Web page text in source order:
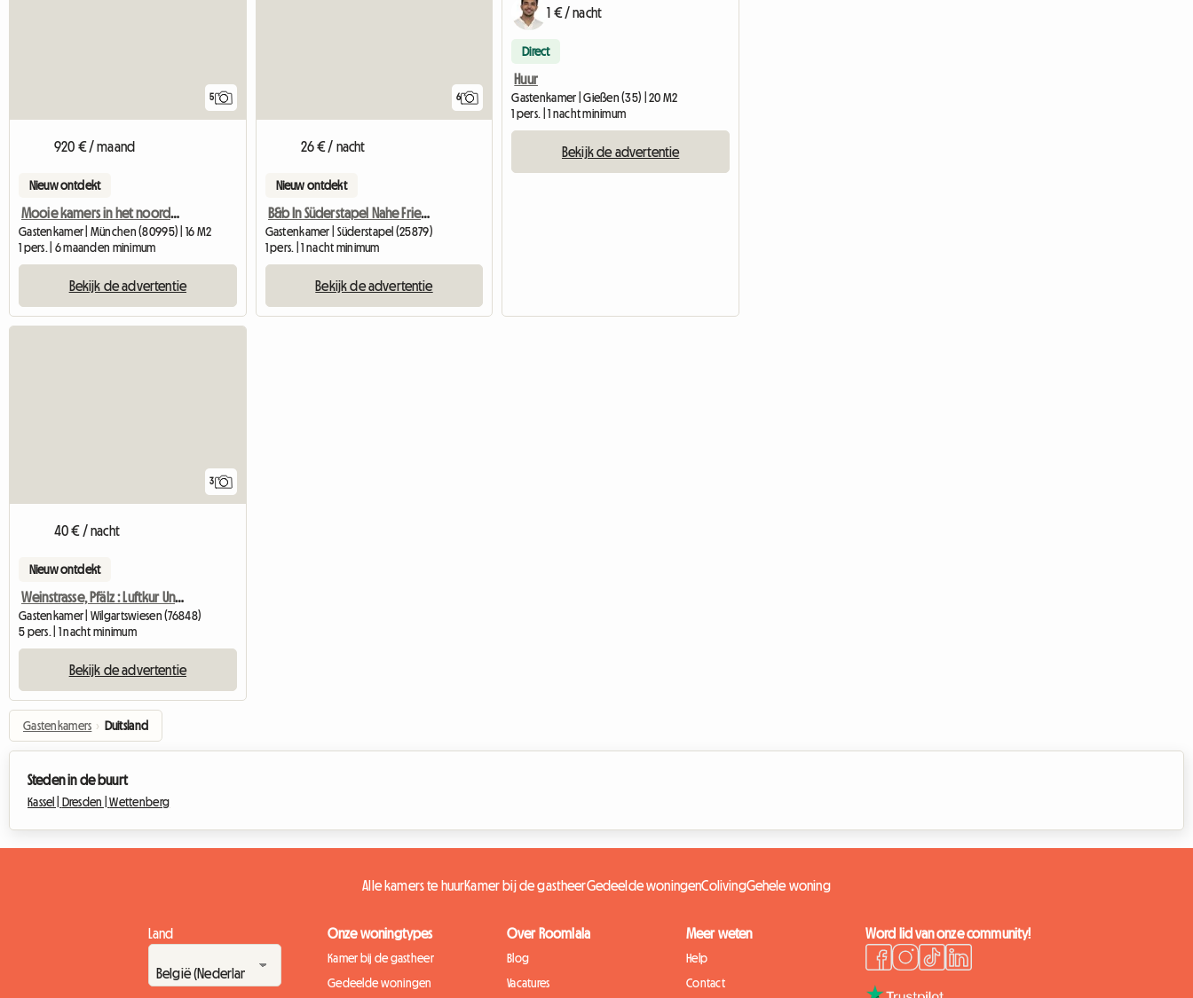
5
920 € / maand
Nieuw ontdekt
Mooie kamers in het noorden van München
Gastenkamer | München (80995) | 16 M2
1 pers. | 6 maanden minimum
Bekijk de advertentie
6
26 € / nacht
Nieuw ontdekt
B&b In Süderstapel Nahe Friedrichstadt
Gastenkamer | Süderstapel (25879)
1 pers. | 1 nacht minimum
Bekijk de advertentie
1 € / nacht
Direct
Huur
Gastenkamer | Gießen (35) | 20 M2
1 pers. | 1 nacht minimum
Bekijk de advertentie
3
40 € / nacht
Nieuw ontdekt
Weinstrasse, Pfälz : Luftkur Und Wald.
Gastenkamer | Wilgartswiesen (76848)
5 pers. | 1 nacht minimum
Bekijk de advertentie
Gastenkamers › Duitsland
Steden in de buurt
Kassel | Dresden |Wettenberg
Alle kamers te huurKamer bij de gastheerGedeelde woningenColivingGehele woning
Land Onze woningtypes
Kamer bij de gastheer
Gedeelde woningen
Over Roomlala
Blog
Vacatures
Meer weten
Help
Contact
Word lid van onze community!